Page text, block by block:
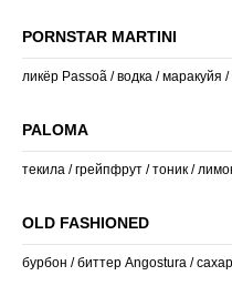
PORNSTAR MARTINI
ликёр Passoã / водка / маракуйя
PALOMA
текила / грейпфрут / тоник /
OLD FASHIONED
бурбон / биттер Angostura / сахар